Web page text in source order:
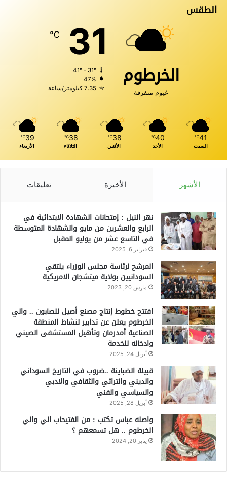
الطقس
الخرطوم
غيوم متفرقة
31
℃
41º - 31º
47%
7.35 كيلومتر/ساعة
41
℃
السبت
40
℃
الأحد
38
℃
الأثنين
38
℃
الثلاثاء
39
℃
الأربعاء
الأشهر الأخيرة تعليقات
نهر النيل : إمتحانات الشهادة الابتدائية في
الرابع والعشرين من مايو والشهادة المتوسطة
في التاسع عشر من يوليو المقبل
فبراير 6, 2025
المرشح لرئاسة مجلس الوزراء يلتقي
السودانيين بولاية ميتشجان الامريكية
مارس 20, 2023
افتتح خطوط إنتاج مصنع أصيل للصابون .. والي
الخرطوم يعلن عن تدابير لنشاط المنطقة
الصناعية أمدرمان وتأهيل المستشفى الصيني
وادخاله للخدمة
أبريل 24, 2025
قبيلة الضباينة ..ضروب في التاريخ السوداني
والديني والتراثي والثقافي والادبي
والسياسي والفني
أبريل 28, 2025
واصله عباس تكتب : من الفتيحاب الي والي
الخرطوم .. هل تسمعهم ؟
يناير 20, 2024